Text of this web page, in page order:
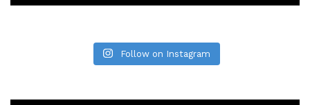
Follow on Instagram